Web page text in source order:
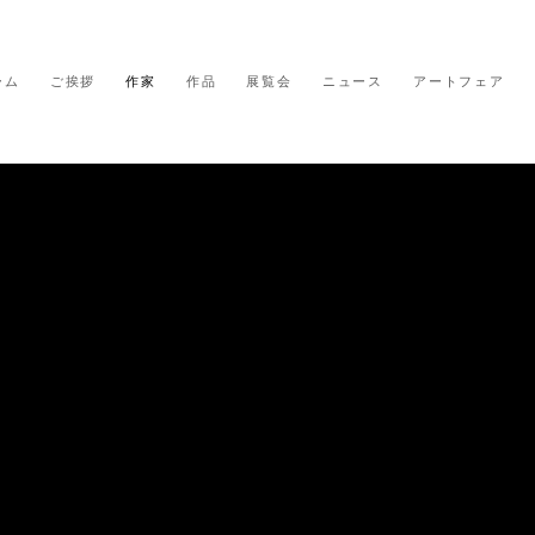
ム ご挨拶 作家 作品 展覧会 ニュース アートフェア